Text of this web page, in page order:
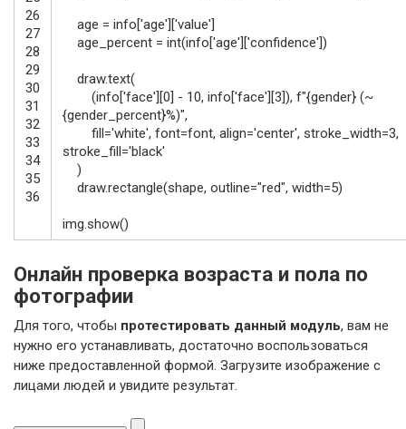
26
27
28
29
30
31
32
33
34
35
36
age = info['age'] ['value']
age_percent = int(info['age'] ['confidence'])
draw.text(
(info['face'] [0] - 10, info['face'] [3]), f"{gender} (~
{gender_percent}%)",
fill='white', font=font, align='center', stroke_width=3,
stroke_fill='black'
)
draw.rectangle(shape, outline="red", width=5)
img.show()
Онлайн проверка возраста и пола по
фотографии
Для того, чтобы протестировать данный модуль, вам не
нужно его устанавливать, достаточно воспользоваться
ниже предоставленной формой. Загрузите изображение с
лицами людей и увидите результат.